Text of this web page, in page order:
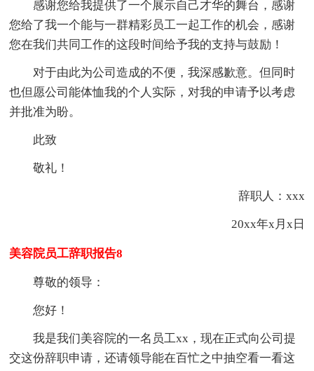
感谢您给我提供了一个展示自己才华的舞台，感谢
您给了我一个能与一群精彩员工一起工作的机会，感谢
您在我们共同工作的这段时间给予我的支持与鼓励！
对于由此为公司造成的不便，我深感歉意。但同时
也但愿公司能体恤我的个人实际，对我的申请予以考虑
并批准为盼。
此致
敬礼！
辞职人：xxx
20xx年x月x日
美容院员工辞职报告8
尊敬的领导：
您好！
我是我们美容院的一名员工xx，现在正式向公司提
交这份辞职申请，还请领导能在百忙之中抽空看一看这